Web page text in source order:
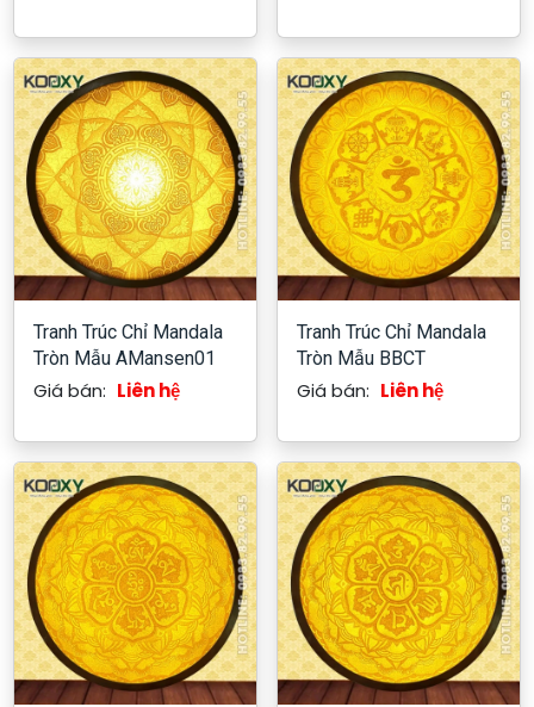
Tranh Trúc Chỉ Mandala
Tròn Mẫu AMansen01
Giá bán: Liên hệ
Tranh Trúc Chỉ Mandala
Tròn Mẫu BBCT
Giá bán: Liên hệ